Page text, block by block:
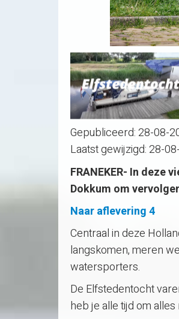
Gepubliceerd:28-08-
Laatst gewijzigd:28-
FRANEKER- In deze
Dokkum om
Naar aflevering 4
Centraal in deze
langskomen, meren
watersporters.
De Elfstedentocht
heb je alle tijd om